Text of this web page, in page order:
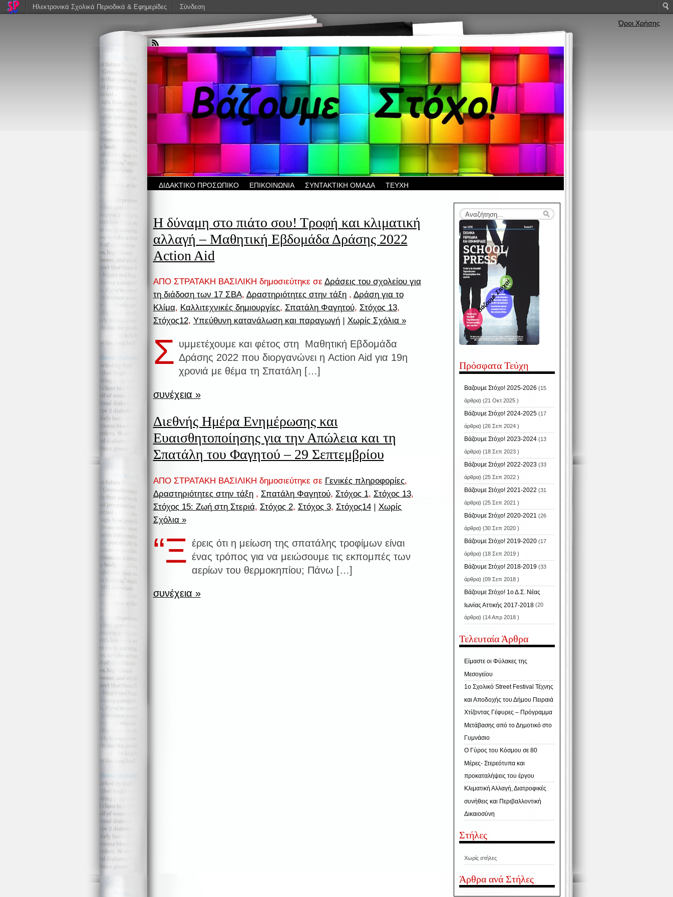
ΔΙΔΑΚΤΙΚΟ ΠΡΟΣΩΠΙΚΟ ΕΠΙΚΟΙΝΩΝΙΑ ΣΥΝΤΑΚΤΙΚΗ ΟΜΑΔΑ ΤΕΥΧΗ
Η δύναμη στο πιάτο σου! Τροφή και κλιματική
αλλαγή – Μαθητική Εβδομάδα Δράσης 2022
Action Aid
ΑΠΟ ΣΤΡΑΤΑΚΗ ΒΑΣΙΛΙΚΗ δημοσιεύτηκε σε Δράσεις του σχολείου για
τη διάδοση των 17 ΣΒΑ, Δραστηριότητες στην τάξη, Δράση για το
Κλίμα, Καλλιτεχνικές δημιουργίες, Σπατάλη Φαγητού, Στόχος 13,
Στόχος12, Υπεύθυνη κατανάλωση και παραγωγή Χωρίς Σχόλια »
Σ υμμετέχουμε και φέτος στη Μαθητική Εβδομάδα
Δράσης 2022 που διοργανώνει η Action Aid για 19η
χρονιά με θέμα τη Σπατάλη […]
συνέχεια »
Διεθνής Ημέρα Ενημέρωσης και
Ευαισθητοποίησης για την Απώλεια και τη
Σπατάλη του Φαγητού – 29 Σεπτεμβρίου
ΑΠΟ ΣΤΡΑΤΑΚΗ ΒΑΣΙΛΙΚΗ δημοσιεύτηκε σε Γενικές πληροφορίες,
Δραστηριότητες στην τάξη, Σπατάλη Φαγητού, Στόχος 1, Στόχος 13,
Στόχος 15: Ζωή στη Στεριά, Στόχος 2, Στόχος 3, Στόχος14 | Χωρίς
Σχόλια »
“Ξ έρεις ότι η μείωση της σπατάλης τροφίμων είναι
ένας τρόπος για να μειώσουμε τις εκπομπές των
αερίων του θερμοκηπίου; Πάνω […]
συνέχεια »
Βάζουμε Στόχο!
Πρόσφατα Τεύχη
Βαζουμε Στόχο! 2025-2026 (15
άρθρα) (21 Οκτ 2025 )
Βάζουμε Στόχο! 2024-2025(17
άρθρα) (26 Σεπ 2024 )
Βάζουμε Στόχο! 2023-2024(13
άρθρα) (18 Σεπ 2023 )
Βάζουμε Στόχο! 2022-2023(33
άρθρα) (25 Σεπ 2022 )
Βάζουμε Στόχο! 2021-2022 (31
άρθρα) (25 Σεπ 2021 )
Βάζουμε Στόχο! 2020-2021 (26
άρθρα) (30 Σεπ 2020 )
Βάζουμε Στόχο! 2019-2020(17
άρθρα) (18 Σεπ 2019 )
Βάζουμε Στόχο! 2018-2019(33
άρθρα) (09 Σεπ 2018 )
Βάζουμε Στόχο! 1ο Δ.Σ. Νέας
Ιωνίας Αττικής 2017-2018(20
άρθρα) (14 Απρ 2018 )
Τελευταία Άρθρα
Είμαστε οι Φύλακες της
Μεσογείου
1ο Σχολικό Street Festival Τέχνης
και Αποδοχής του Δήμου Πειραιά
Χτίζοντας Γέφυρες – Πρόγραμμα
Μετάβασης από το Δημοτικό στο
Γυμνάσιο
Ο Γύρος του Κόσμου σε 80
Μέρες- Στερεότυπα και
προκαταλήψεις του έργου
Κλιματική Αλλαγή, Διατροφικές
συνήθεις και Περιβαλλοντική
Δικαιοσύνη
Στήλες
Χωρίς στήλες
Άρθρα ανά Στήλες
Όροι Χρήσης
Ηλεκτρονικά Σχολικά Περιοδικά & Εφημερίδες Σύνδεση